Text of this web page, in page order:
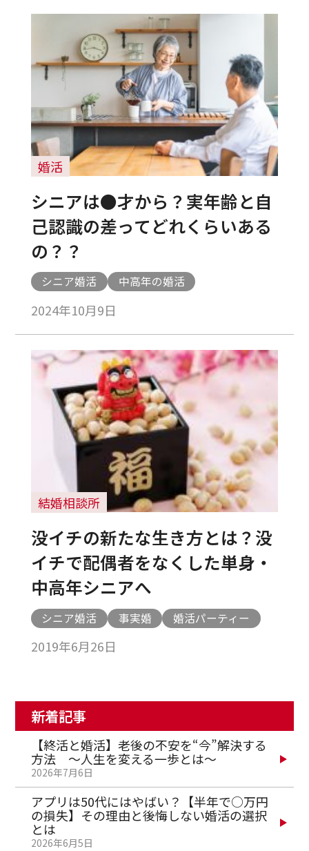
婚活
シニアは●才から？実年齢と自
己認識の差ってどれくらいある
の？？
シニア婚活 中高年の婚活
2024年10月9日
結婚相談所
没イチの新たな生き方とは？没
イチで配偶者をなくした単身・
中高年シニアへ
シニア婚活 事実婚 婚活パーティー
2019年6月26日
新着記事
【終活と婚活】老後の不安を“今”解決する
方法 ～人生を変える一歩とは～
2026年7月6日
アプリは50代にはやばい？【半年で○万円
の損失】その理由と後悔しない婚活の選択
とは
2026年6月5日